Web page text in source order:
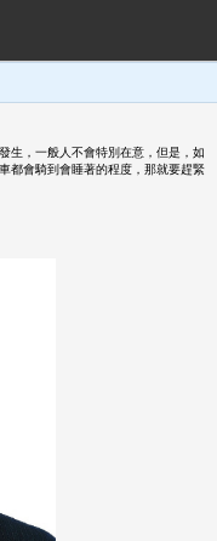
生，一般人不會特別在意，但是，如
都會騎到會睡著的程度，那就要趕緊